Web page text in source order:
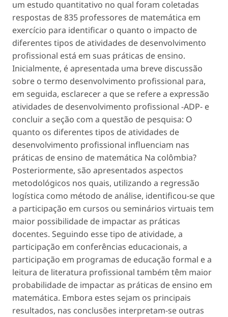
um estudo quantitativo no qual foram coletadas
respostas de 835 professores de matemática em
exercício para identificar o quanto o impacto de
diferentes tipos de atividades de desenvolvimento
profissional está em suas práticas de ensino.
Inicialmente, é apresentada uma breve discussão
sobre o termo desenvolvimento profissional para,
em seguida, esclarecer a que se refere a expressão
atividades de desenvolvimento profissional -ADP- e
concluir a seção com a questão de pesquisa: O
quanto os diferentes tipos de atividades de
desenvolvimento profissional influenciam nas
práticas de ensino de matemática Na colômbia?
Posteriormente, são apresentados aspectos
metodológicos nos quais, utilizando a regressão
logística como método de análise, identificou-se que
a participação em cursos ou seminários virtuais tem
maior possibilidade de impactar as práticas
docentes. Seguindo esse tipo de atividade, a
participação em conferências educacionais, a
participação em programas de educação formal e a
leitura de literatura profissional também têm maior
probabilidade de impactar as práticas de ensino em
matemática. Embora estes sejam os principais
resultados, nas conclusões interpretam-se outras